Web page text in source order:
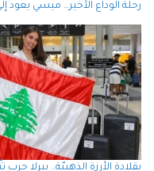
رحلة الوداع الأخير… ميسي يعود
بقلادة الأرزة الذهبيّة.. بيرلا